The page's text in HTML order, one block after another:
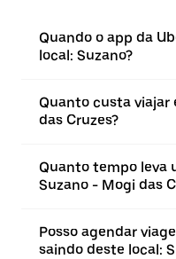
Quando o app da
local: Suzano?
Quanto custa viajar
das Cruzes?
Quanto tempo leva
Suzano - Mogi das
Posso agendar
saindo deste local: